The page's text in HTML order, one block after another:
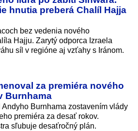
hnutia preberá Chalíl Hajja
bez vedenia nového
Hajju. Zarytý odporca Izraela
síl v regióne aj vzťahy s Iránom.
za premiéra nového
Burnhama
Andyho Burnhama zostavením vlády
premiéra za desať rokov.
sľubuje desaťročný plán.